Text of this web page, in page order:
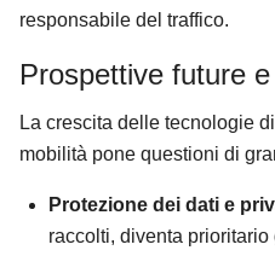
responsabile del traffico.
Prospettive future
La crescita delle tecnologie
mobilità pone questioni di
Protezione dei dati e
raccolti, diventa